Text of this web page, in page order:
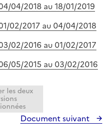
04/2018 au 18/01/2019
02/2017 au 04/04/2018
02/2016 au 01/02/2017
05/2015 au 03/02/2016
les deux
Document suivant